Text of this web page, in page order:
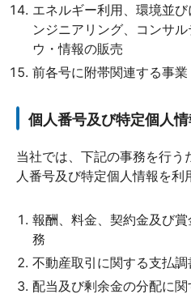
エネルギー利用、環境並
ンジニアリング、コンサ
ウ・情報の販売
前各号に附帯関連する事業
個人番号及び特定個人
当社では、下記の事務を行う
人番号及び特定個人情報を利
報酬、料金、契約金及び
務
不動産取引に関する支払
配当及び剰余金の分配に